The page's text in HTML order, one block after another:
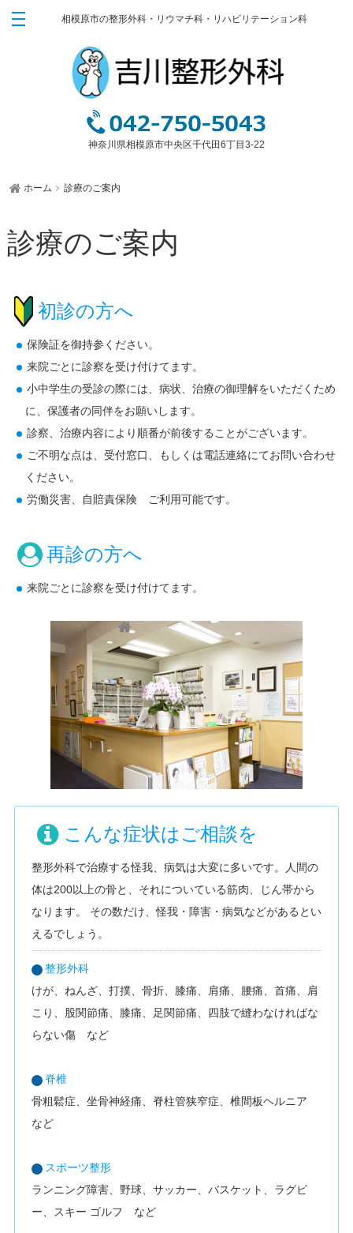
相模原市の整形外科・リウマチ科・リハビリテーション科
神奈川県相模原市中央区千代田6丁目3-22
ごあいさつ
膝・腰・肩の障害
関節運動学的アプローチ
栄養療法（オーソモレキュラー栄養療法）
ブロック注射
装具外来
ゆるリハビリテーション
ゆるトレーニング
施設・設備のご案内
リハビリ部門紹介
ホーム 診療のご案内
診療のご案内
初診の方へ
保険証を御持参ください。
来院ごとに診察を受け付けてます。
小中学生の受診の際には、病状、治療の御理解をいただくため
に、保護者の同伴をお願いします。
診察、治療内容により順番が前後することがございます。
ご不明な点は、受付窓口、もしくは電話連絡にてお問い合わせ
ください。
労働災害、自賠責保険 ご利用可能です。
再診の方へ
来院ごとに診察を受け付けてます。
こんな症状はご相談を
整形外科で治療する怪我、病気は大変に多いです。人間の
体は200以上の骨と、それについている筋肉、じん帯から
なります。 その数だけ、怪我・障害・病気などがあるとい
えるでしょう。
整形外科
けが、ねんざ、打撲、骨折、膝痛、肩痛、腰痛、首痛、肩
こり、股関節痛、膝痛、足関節痛、四肢で縫わなければな
らない傷 など
脊椎
骨粗鬆症、坐骨神経痛、脊柱管狭窄症、椎間板ヘルニア
など
スポーツ整形
ランニング障害、野球、サッカー、バスケット、ラグビ
ー、スキー ゴルフ など